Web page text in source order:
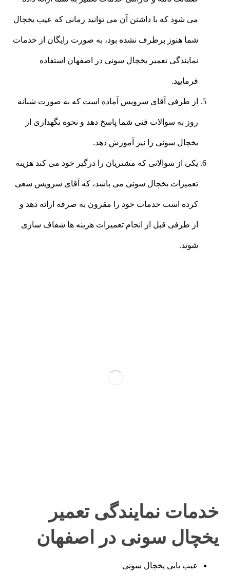
می شود که با داشتن آن می توانید زمانی که عیب یخچال
شما هنوز برطرف نشده بود، به صورت رایگان از خدمات
نمایندگی تعمیر یخچال سونی در اصفهان استفاده
فرمایید.
از طرفی آقای سرویس آماده است که به صورت شبانه
روز به سوالات فنی شما پاسخ دهد و نحوه نگهداری از
یخچال سونی را نیز آموزش دهد.
یکی از سوالاتی که مشتریان را درگیر خود می کند هزینه
تعمیرات یخچال سونی می باشد، که آقای سرویس سعی
کرده است خدمات خود را مقرون به صرفه ارائه دهد و
از طرفی قبل از انجام تعمیرات هزینه ها شفاف سازی
شوند.
خدمات نمایندگی تعمیر
یخچال سونی در اصفهان
عیب یابی یخچال سونی